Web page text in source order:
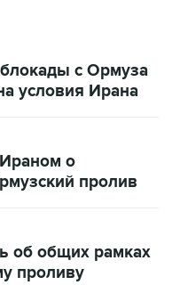
с Ормуза
условия Ирана
о
пролив
об общих рамках
проливу